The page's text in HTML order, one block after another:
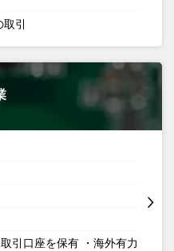
引
引口座を保有 ・海外有力